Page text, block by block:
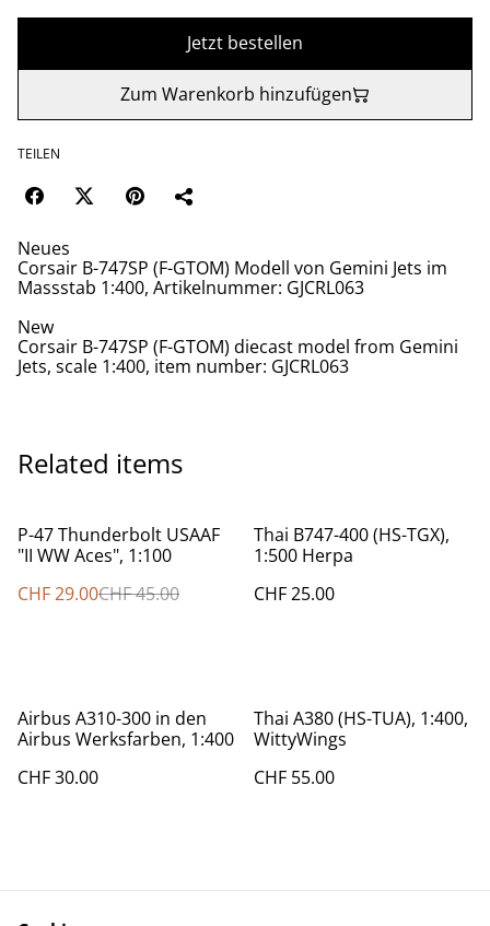
Jetzt bestellen
Zum Warenkorb hinzufügen
TEILEN
Neues
Corsair B-747SP (F-GTOM) Modell von Gemini Jets im
Massstab 1:400, Artikelnummer: GJCRL063
New
Corsair B-747SP (F-GTOM) diecast model from Gemini
Jets, scale 1:400, item number: GJCRL063
Related items
%
P-47 Thunderbolt USAAF
"II WW Aces", 1:100
CHF 29.00CHF 45.00
Thai B747-400 (HS-TGX),
1:500 Herpa
CHF 25.00
Airbus A310-300 in den
Airbus Werksfarben, 1:400
CHF 30.00
Thai A380 (HS-TUA), 1:400,
WittyWings
CHF 55.00